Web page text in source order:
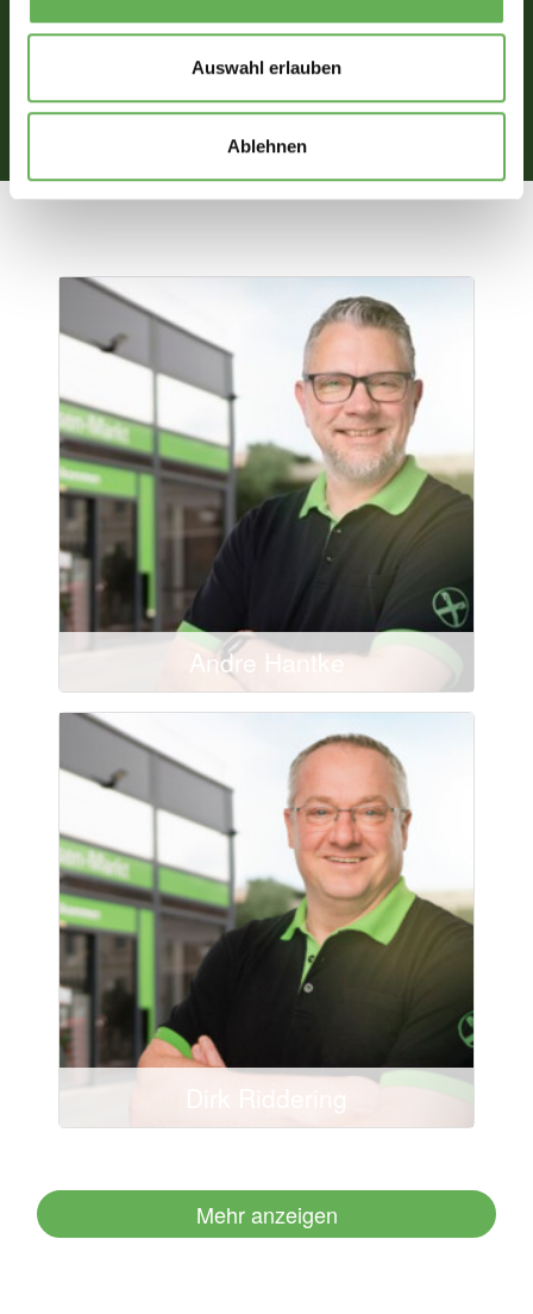
Auswahl erlauben
Ablehnen
Andre Hantke
Mail schreiben
02572/95108-0
02572/95108-29
Mail schreiben
02572/95108-19
02572/95108-29
Mehr anzeigen